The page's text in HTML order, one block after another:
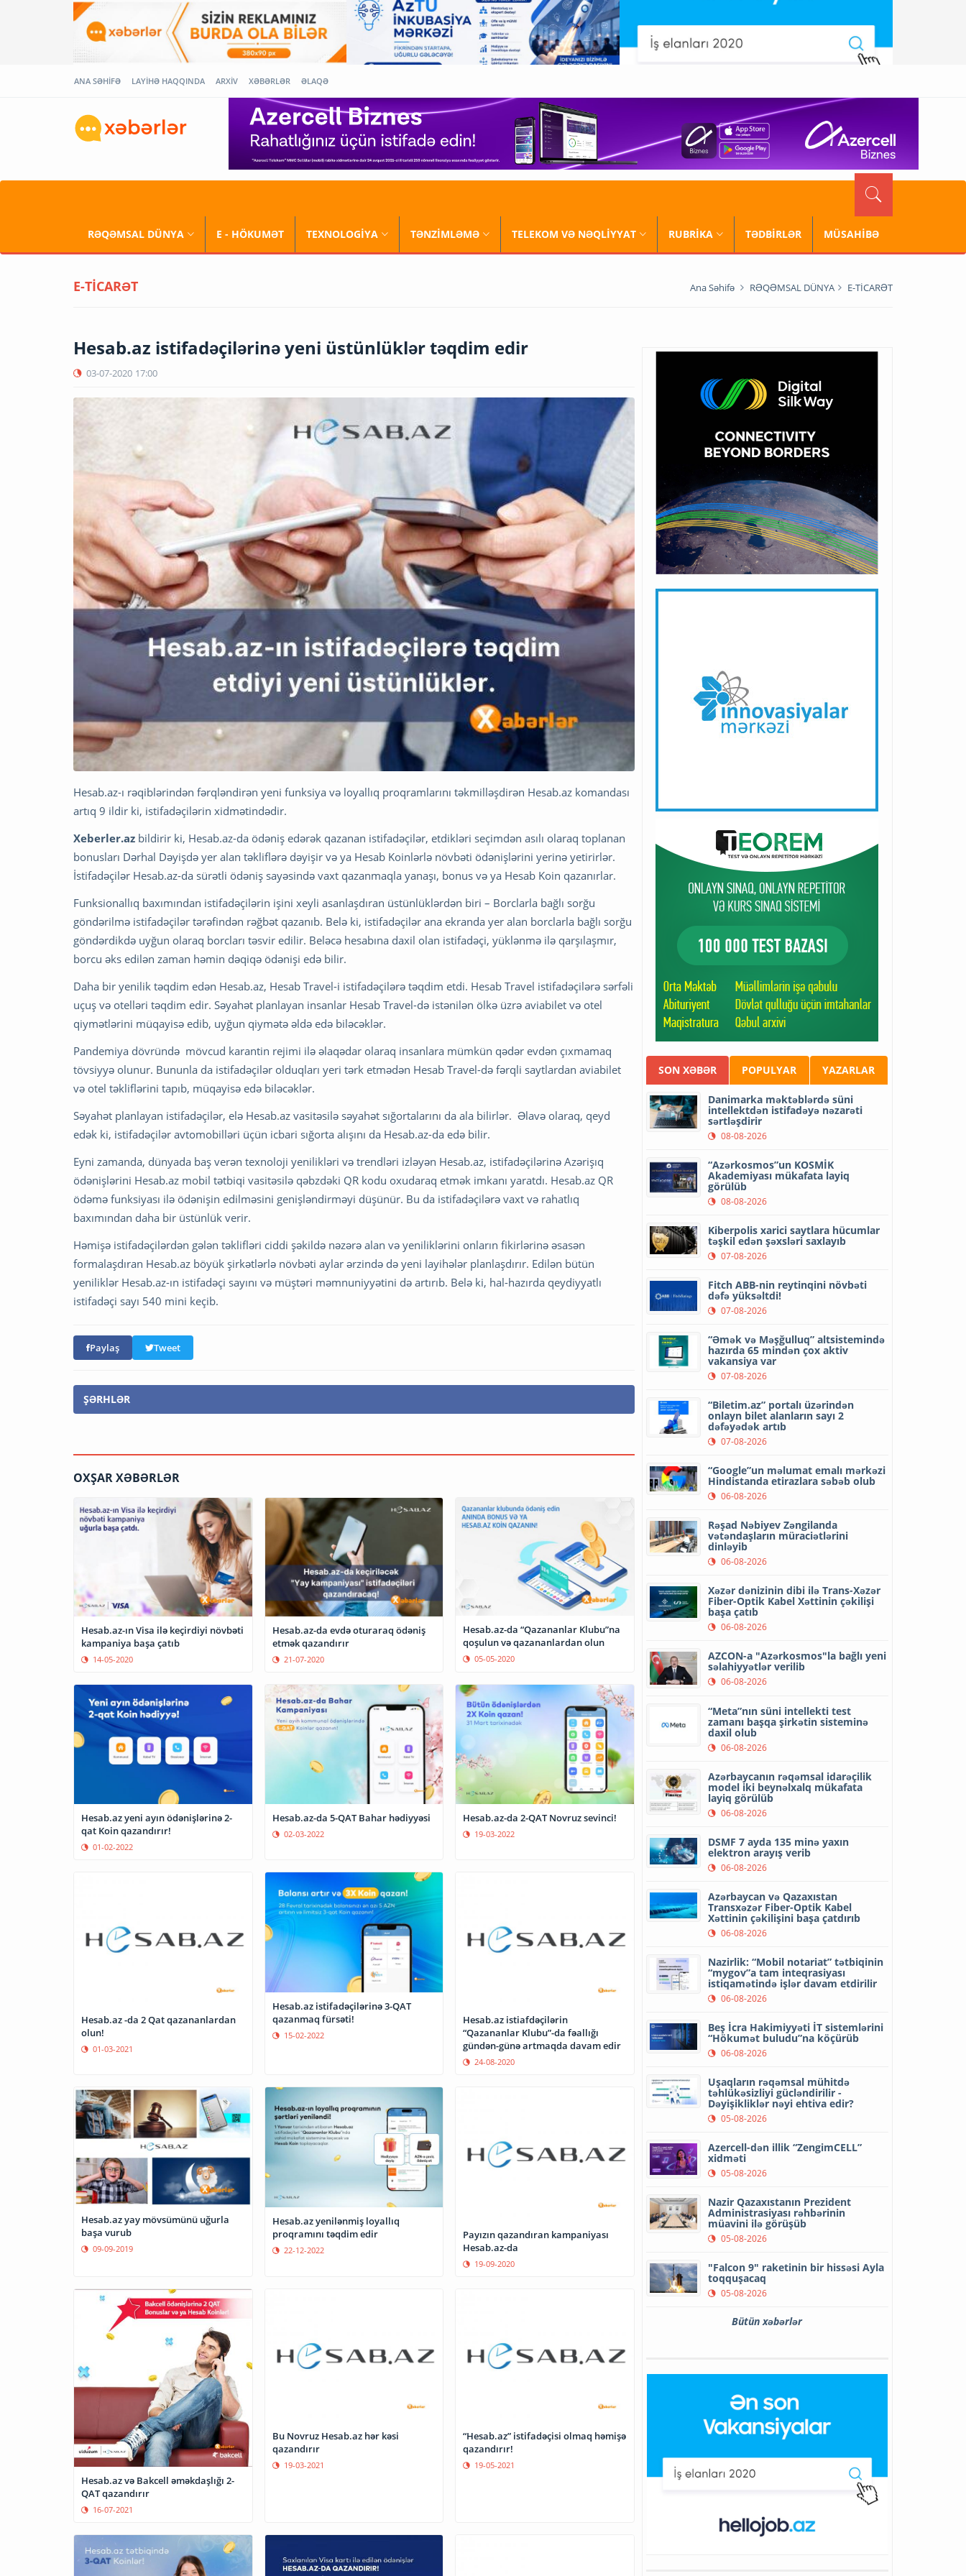
ANA SƏHİFƏ LAYİHƏ HAQQINDA ARXİV XƏBƏRLƏR ƏLAQƏ
RƏQƏMSAL DÜNYA E - HÖKUMƏT TEXNOLOGİYA TƏNZİMLƏMƏ TELEKOM VƏ NƏQLİYYAT RUBRİKA TƏDBİRLƏR MÜSAHİBƏ
E-TİCARƏT Ana Səhifə RƏQƏMSAL DÜNYA E-TİCARƏT
Hesab.az istifadəçilərinə yeni üstünlüklər təqdim edir
03-07-2020 17:00
Hesab.az-ı rəqiblərindən fərqləndirən yeni funksiya və loyallıq proqramlarını təkmilləşdirən Hesab.az komandası
artıq 9 ildir ki, istifadəçilərin xidmətindədir.
Xeberler.az bildirir ki, Hesab.az-da ödəniş edərək qazanan istifadəçilər, etdikləri seçimdən asılı olaraq toplanan
bonusları Dərhal Dəyişdə yer alan təkliflərə dəyişir və ya Hesab Koinlərlə növbəti ödənişlərini yerinə yetirirlər.
İstifadəçilər Hesab.az-da sürətli ödəniş sayəsində vaxt qazanmaqla yanaşı, bonus və ya Hesab Koin qazanırlar.
Funksionallıq baxımından istifadəçilərin işini xeyli asanlaşdıran üstünlüklərdən biri – Borclarla bağlı sorğu
göndərilmə istifadəçilər tərəfindən rəğbət qazanıb. Belə ki, istifadəçilər ana ekranda yer alan borclarla bağlı sorğu
göndərdikdə uyğun olaraq borcları təsvir edilir. Beləcə hesabına daxil olan istifadəçi, yüklənmə ilə qarşılaşmır,
borcu əks edilən zaman həmin dəqiqə ödənişi edə bilir.
Daha bir yenilik təqdim edən Hesab.az, Hesab Travel-i istifadəçilərə təqdim etdi. Hesab Travel istifadəçilərə sərfəli
uçuş və otelləri təqdim edir. Səyahət planlayan insanlar Hesab Travel-də istənilən ölkə üzrə aviabilet və otel
qiymətlərini müqayisə edib, uyğun qiymətə əldə edə biləcəklər.
Pandemiya dövründə mövcud karantin rejimi ilə əlaqədar olaraq insanlara mümkün qədər evdən çıxmamaq
tövsiyyə olunur. Bununla da istifadəçilər olduqları yeri tərk etmədən Hesab Travel-də fərqli saytlardan aviabilet
və otel təkliflərini tapıb, müqayisə edə biləcəklər.
Səyahət planlayan istifadəçilər, elə Hesab.az vasitəsilə səyahət sığortalarını da ala bilirlər. Əlavə olaraq, qeyd
edək ki, istifadəçilər avtomobilləri üçün icbari sığorta alışını da Hesab.az-da edə bilir.
Eyni zamanda, dünyada baş verən texnoloji yenilikləri və trendləri izləyən Hesab.az, istifadəçilərinə Azərişıq
ödənişlərini Hesab.az mobil tətbiqi vasitəsilə qəbzdəki QR kodu oxudaraq etmək imkanı yaratdı. Hesab.az QR
ödəmə funksiyası ilə ödənişin edilməsini genişləndirməyi düşünür. Bu da istifadəçilərə vaxt və rahatlıq
baxımından daha bir üstünlük verir.
Həmişə istifadəçilərdən gələn təklifləri ciddi şəkildə nəzərə alan və yeniliklərini onların fikirlərinə əsasən
formalaşdıran Hesab.az böyük şirkətlərlə növbəti aylar ərzində də yeni layihələr planlaşdırır. Edilən bütün
yeniliklər Hesab.az-ın istifadəçi sayını və müştəri məmnuniyyətini də artırıb. Belə ki, hal-hazırda qeydiyyatlı
istifadəçi sayı 540 mini keçib.
Paylaş Tweet
ŞƏRHLƏR
OXŞAR XƏBƏRLƏR
Hesab.az-ın Visa ilə keçirdiyi növbəti
kampaniya başa çatıb
14-05-2020
Hesab.az-da evdə oturaraq ödəniş
etmək qazandırır
21-07-2020
Hesab.az-da “Qazananlar Klubu”na
qoşulun və qazananlardan olun
05-05-2020
Hesab.az yeni ayın ödənişlərinə 2-
qat Koin qazandırır!
01-02-2022
Hesab.az-da 5-QAT Bahar hədiyyəsi
02-03-2022
Hesab.az-da 2-QAT Novruz sevinci!
19-03-2022
Hesab.az -da 2 Qat qazananlardan
olun!
01-03-2021
Hesab.az istifadəçilərinə 3-QAT
qazanmaq fürsəti!
15-02-2022
Hesab.az istiafdəçilərin
“Qazananlar Klubu”-da fəallığı
gündən-günə artmaqda davam edir
24-08-2020
Hesab.az yay mövsümünü uğurla
başa vurub
09-09-2019
Hesab.az yenilənmiş loyallıq
proqramını təqdim edir
22-12-2022
Payızın qazandıran kampaniyası
Hesab.az-da
19-09-2020
Hesab.az və Bakcell əməkdaşlığı 2-
QAT qazandırır
16-07-2021
Bu Novruz Hesab.az hər kəsi
qazandırır
19-03-2021
“Hesab.az” istifadəçisi olmaq həmişə
qazandırır!
19-05-2021
SON XƏBƏR POPULYAR YAZARLAR
Danimarka məktəblərdə süni
intellektdən istifadəyə nəzarəti
sərtləşdirir
08-08-2026
“Azərkosmos”un KOSMİK
Akademiyası mükafata layiq
görülüb
08-08-2026
Kiberpolis xarici saytlara hücumlar
təşkil edən şəxsləri saxlayıb
07-08-2026
Fitch ABB-nin reytinqini növbəti
dəfə yüksəltdi!
07-08-2026
“Əmək və Məşğulluq” altsistemində
hazırda 65 mindən çox aktiv
vakansiya var
07-08-2026
“Biletim.az” portalı üzərindən
onlayn bilet alanların sayı 2
dəfəyədək artıb
07-08-2026
“Google”un məlumat emalı mərkəzi
Hindistanda etirazlara səbəb olub
06-08-2026
Rəşad Nəbiyev Zəngilanda
vətəndaşların müraciətlərini
dinləyib
06-08-2026
Xəzər dənizinin dibi ilə Trans-Xəzər
Fiber-Optik Kabel Xəttinin çəkilişi
başa çatıb
06-08-2026
AZCON-a "Azərkosmos"la bağlı yeni
səlahiyyətlər verilib
06-08-2026
“Meta”nın süni intellekti test
zamanı başqa şirkətin sisteminə
daxil olub
06-08-2026
Azərbaycanın rəqəmsal idarəçilik
model iki beynəlxalq mükafata
layiq görülüb
06-08-2026
DSMF 7 ayda 135 minə yaxın
elektron arayış verib
06-08-2026
Azərbaycan və Qazaxıstan
Transxəzər Fiber-Optik Kabel
Xəttinin çəkilişini başa çatdırıb
06-08-2026
Nazirlik: “Mobil notariat” tətbiqinin
“mygov”a tam inteqrasiyası
istiqamətində işlər davam etdirilir
06-08-2026
Beş İcra Hakimiyyəti İT sistemlərini
“Hökumət buludu”na köçürüb
06-08-2026
Uşaqların rəqəmsal mühitdə
təhlükəsizliyi gücləndirilir -
Dəyişikliklər nəyi ehtiva edir?
05-08-2026
Azercell-dən illik “ZengimCELL”
xidməti
05-08-2026
Nazir Qazaxıstanın Prezident
Administrasiyası rəhbərinin
müavini ilə görüşüb
05-08-2026
"Falcon 9" raketinin bir hissəsi Ayla
toqquşacaq
05-08-2026
Bütün xəbərlər